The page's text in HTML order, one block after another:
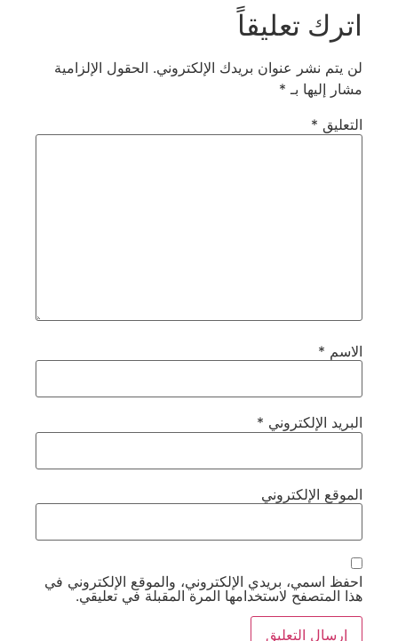
اترك تعليقاً
لن يتم نشر عنوان بريدك الإلكتروني. الحقول الإلزامية
مشار إليها بـ *
التعليق *
الاسم *
البريد الإلكتروني *
الموقع الإلكتروني
احفظ اسمي، بريدي الإلكتروني، والموقع الإلكتروني في
هذا المتصفح لاستخدامها المرة المقبلة في تعليقي.